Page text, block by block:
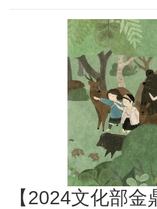
【2024文化部金